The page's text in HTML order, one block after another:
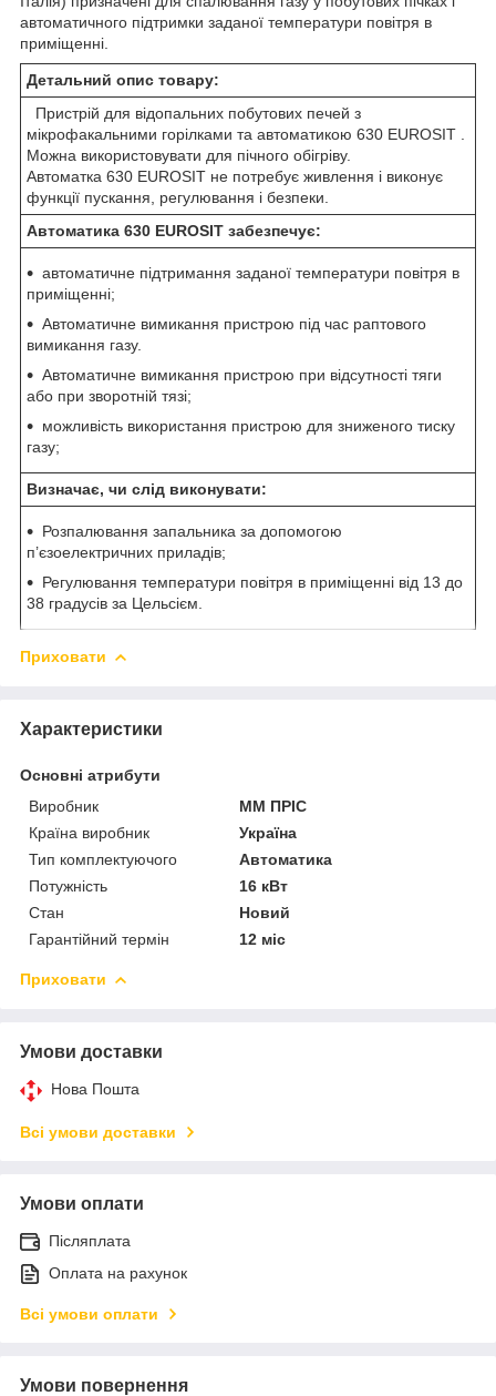
автоматичного підтримки заданої температури повітря в
приміщенні.
Детальний опис товару:
Пристрій для відопальних побутових печей з
мікрофакальними горілками та автоматикою 630 EUROSIT .
Можна використовувати для пічного обігріву.
Автоматка 630 EUROSIT не потребує живлення і виконує
функції пускання, регулювання і безпеки.
Автоматика 630 EUROSIT забезпечує:
автоматичне підтримання заданої температури повітря в
приміщенні;
Автоматичне вимикання пристрою під час раптового
вимикання газу.
Автоматичне вимикання пристрою при відсутності тяги
або при зворотній тязі;
можливість використання пристрою для зниженого тиску
газу;
Визначає, чи слід виконувати:
Розпалювання запальника за допомогою
п’єзоелектричних приладів;
Регулювання температури повітря в приміщенні від 13 до
38 градусів за Цельсієм.
Приховати
Характеристики
Основні атрибути
Виробник
ММ ПРІС
Країна виробник
Україна
Тип комплектуючого
Автоматика
Потужність
16 кВт
Стан
Новий
Гарантійний термін
12 міс
Приховати
Умови доставки
Нова Пошта
Всі умови доставки
Умови оплати
Післяплата
Оплата на рахунок
Всі умови оплати
Умови повернення